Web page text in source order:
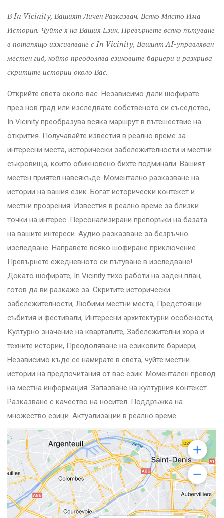
В In Vicinity, Вашият Личен Разказвач. Всяко Място Има
История. Чуйте я на Вашия Език. Превърнете всяко пътуване
в потапящо изживяване с In Vicinity, Вашият AI-управляван
местен гид, който преодолява езиковите бариери и разкрива
скритите истории около Вас.
Открийте света около вас. Независимо дали шофирате
през нов град или изследвате собственото си съседство,
In Vicinity преобразува всяка маршрут в пътешествие на
открития. Получавайте известия в реално време за
интересни места, исторически забележителности и местни
съкровища, които обикновено бихте подминали. Вашият
местен приятел навсякъде. Моментално разказване на
истории на вашия език. Богат исторически контекст и
местни прозрения. Известия в реално време за близки
точки на интерес. Персонализирани препоръки на базата
на вашите интереси. Аудио разказване за безръчно
изследване. Направете всяко шофиране приключение.
Превърнете ежедневното си пътуване в изследване!
Докато шофирате, In Vicinity тихо работи на заден план,
готов да ви разкаже за. Скритите исторически
забележителности, Любими местни места, Предстоящи
събития и фестивали, Интересни архитектурни особености,
Културно значение на кварталите, Забележителни хора и
техните истории, Преодоляване на езиковите бариери,
Независимо къде се намирате в света, чуйте местни
истории на предпочитания от вас език. Моментален превод
на местна информация. Запазване на културния контекст.
Разказване с качество на носител. Поддръжка на
множество езици. Актуализации в реално време.